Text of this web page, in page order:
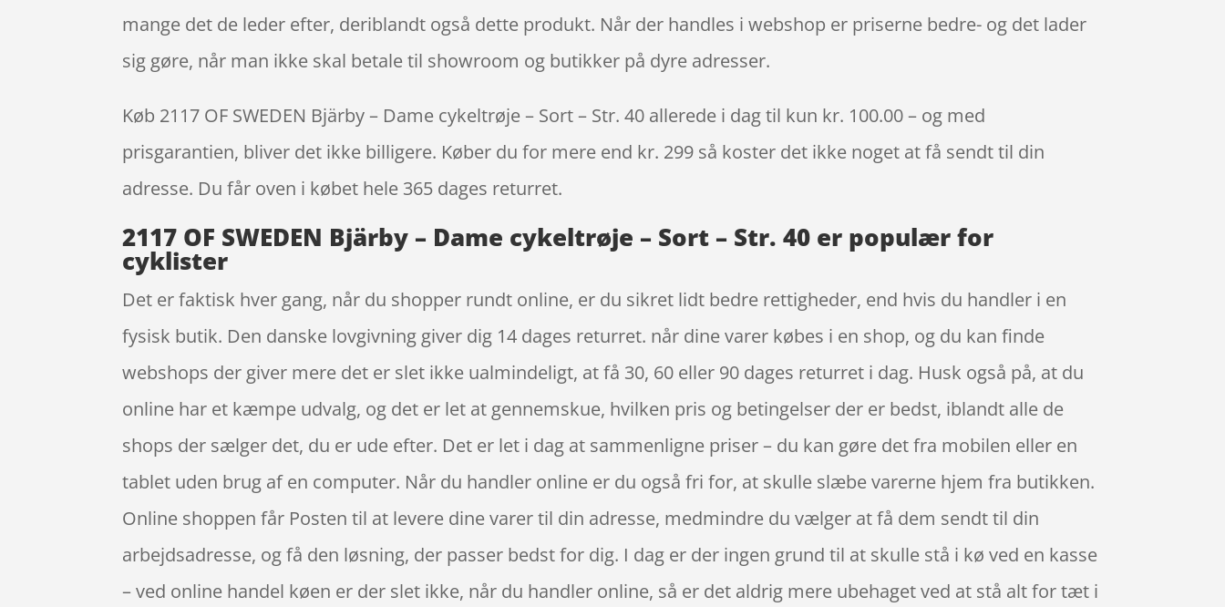
mange det de leder efter, deriblandt også dette produkt. Når der handles i webshop er priserne bedre- og det lader
sig gøre, når man ikke skal betale til showroom og butikker på dyre adresser.
Køb 2117 OF SWEDEN Bjärby – Dame cykeltrøje – Sort – Str. 40 allerede i dag til kun kr. 100.00 – og med
prisgarantien, bliver det ikke billigere. Køber du for mere end kr. 299 så koster det ikke noget at få sendt til din
adresse. Du får oven i købet hele 365 dages returret.
2117 OF SWEDEN Bjärby – Dame cykeltrøje – Sort – Str. 40 er populær for
cyklister
Det er faktisk hver gang, når du shopper rundt online, er du sikret lidt bedre rettigheder, end hvis du handler i en
fysisk butik. Den danske lovgivning giver dig 14 dages returret. når dine varer købes i en shop, og du kan finde
webshops der giver mere det er slet ikke ualmindeligt, at få 30, 60 eller 90 dages returret i dag. Husk også på, at du
online har et kæmpe udvalg, og det er let at gennemskue, hvilken pris og betingelser der er bedst, iblandt alle de
shops der sælger det, du er ude efter. Det er let i dag at sammenligne priser – du kan gøre det fra mobilen eller en
tablet uden brug af en computer. Når du handler online er du også fri for, at skulle slæbe varerne hjem fra butikken.
Online shoppen får Posten til at levere dine varer til din adresse, medmindre du vælger at få dem sendt til din
arbejdsadresse, og få den løsning, der passer bedst for dig. I dag er der ingen grund til at skulle stå i kø ved en kasse
– ved online handel køen er der slet ikke, når du handler online, så er det aldrig mere ubehaget ved at stå alt for tæt i